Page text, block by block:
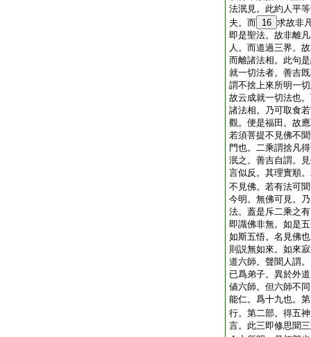
法泯見。此約人平
夫。而 16 求故非
即是聖法。故非離
人。而道過三界。
而離諸法相。此句
就一切法者。善吉
謂不捨上來所明一
故云成就一切法也
諸法相。乃可取食
觀。便是福田。故
若須菩提不見佛不
門也。二乘謂捨凡
泯之。善吉自謂。
言似反。其理實順
不見佛。若有法可
今明。無佛可見。
法。蓋是斥二乘之
即識佛非無。如是
如斯五悟。名見佛
則説無如來。如來
道六師。聲聞人謂
已爲弟子。異於外
値六師。但六師不
能仁。爲十九也。
行。第二部。得五
言。此三即修思聞